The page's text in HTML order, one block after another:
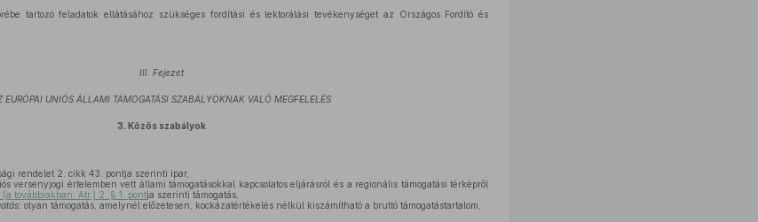
tartozó feladatok ellátásához szükséges fordítási és lektorálási tevékenységet az Országos Fordító és
III. Fejezet
EURÓPAI UNIÓS ÁLLAMI TÁMOGATÁSI SZABÁLYOKNAK VALÓ MEGFELELÉS
3. Közös szabályok
rendelet 2. cikk 43. pontja szerinti ipar,
versenyjogi értelemben vett állami támogatásokkal kapcsolatos eljárásról és a regionális támogatási térképről
továbbiakban: Atr.) 2. § 1. pontja szerinti támogatás,
olyan támogatás, amelynél előzetesen, kockázatértékelés nélkül kiszámítható a bruttó támogatástartalom,